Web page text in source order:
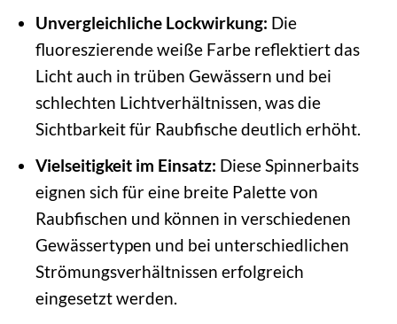
Unvergleichliche Lockwirkung: Die
fluoreszierende weiße Farbe reflektiert das
Licht auch in trüben Gewässern und bei
schlechten Lichtverhältnissen, was die
Sichtbarkeit für Raubfische deutlich erhöht.
Vielseitigkeit im Einsatz: Diese Spinnerbaits
eignen sich für eine breite Palette von
Raubfischen und können in verschiedenen
Gewässertypen und bei unterschiedlichen
Strömungsverhältnissen erfolgreich
eingesetzt werden.